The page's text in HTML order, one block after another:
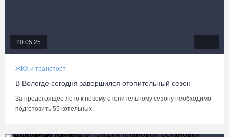
20.05.25
ЖКХ и транспорт
В Вологде сегодня завершился отопительный сезон
За предстоящее лето к новому отопительному сезону необходимо
подготовить 55 котельных.